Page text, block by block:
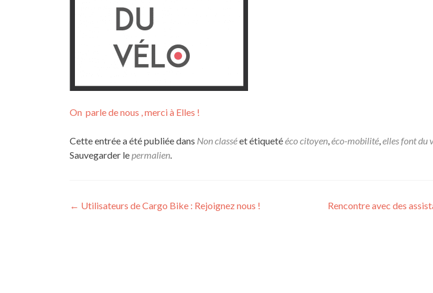
On parle de nous , merci à Elles !
Cette entrée a été publiée dans Non classéet étiquetééco citoyen,éco-mobilité,elles font du
Sauvegarder lepermalien.
Navigation
← Utilisateurs de Cargo Bike : Rejoignez nous ! Rencontre avec des